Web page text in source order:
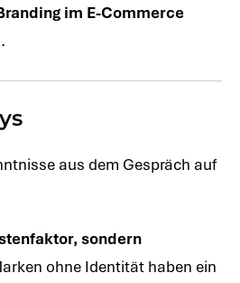
im E-Commerce
aus dem Gespräch auf
sondern
ohne Identität haben ein